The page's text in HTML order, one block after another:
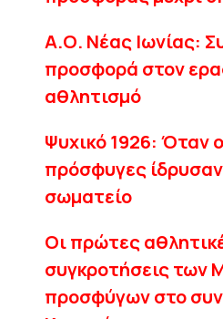
Α.Ο. Νέας Ιωνίας:
προσφορά στον
αθλητισμό
Ψυχικό 1926: Όταν
πρόσφυγες
σωματείο
Οι πρώτες
συγκροτήσεις των
προσφύγων στο